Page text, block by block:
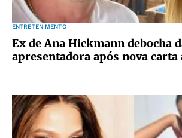
ENTRETENIMENTO
Ex de Ana Hickmann debocha
apresentadora após nova carta